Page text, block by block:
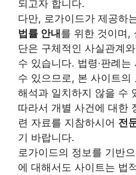
되고자 합니다.
다만, 로가이드가 제공하
법률 안내를 위한 것이며,
단은 구체적인 사실관계
수 있습니다. 법령·판례
수 있으므로, 본 사이트의
해석과 일치하지 않을 수
따라서 개별 사건에 대한
련 자료를 지참하시어 전
기 바랍니다.
로가이드의 정보를 기반
에 대해서도 사이트는 법